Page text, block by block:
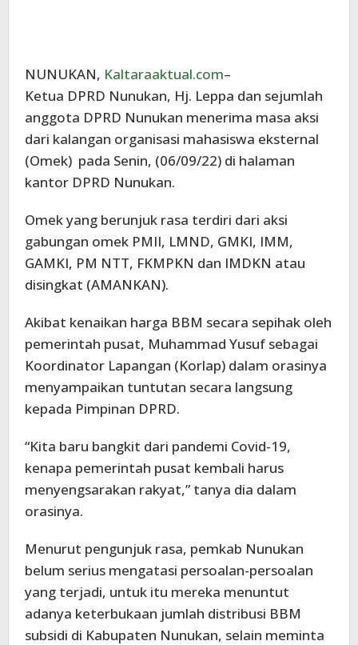
NUNUKAN, Kaltaraaktual.com–
Ketua DPRD Nunukan, Hj. Leppa dan sejumlah
anggota DPRD Nunukan menerima masa aksi
dari kalangan organisasi mahasiswa eksternal
(Omek) pada Senin, (06/09/22) di halaman
kantor DPRD Nunukan.
Omek yang berunjuk rasa terdiri dari aksi
gabungan omek PMII, LMND, GMKI, IMM,
GAMKI, PM NTT, FKMPKN dan IMDKN atau
disingkat (AMANKAN).
Akibat kenaikan harga BBM secara sepihak oleh
pemerintah pusat, Muhammad Yusuf sebagai
Koordinator Lapangan (Korlap) dalam orasinya
menyampaikan tuntutan secara langsung
kepada Pimpinan DPRD.
“Kita baru bangkit dari pandemi Covid-19,
kenapa pemerintah pusat kembali harus
menyengsarakan rakyat,” tanya dia dalam
orasinya.
Menurut pengunjuk rasa, pemkab Nunukan
belum serius mengatasi persoalan-persoalan
yang terjadi, untuk itu mereka menuntut
adanya keterbukaan jumlah distribusi BBM
subsidi di Kabupaten Nunukan, selain meminta